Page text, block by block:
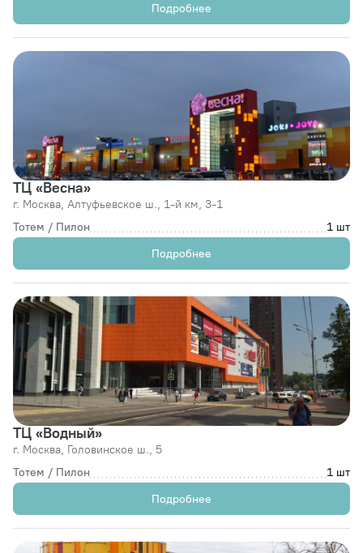
Подробнее
ТЦ «Весна»
г. Москва, Алтуфьевское ш., 1-й км, 3-1
Тотем / Пилон
1 шт
Подробнее
ТЦ «Водный»
г. Москва, Головинское ш., 5
Тотем / Пилон
1 шт
Подробнее